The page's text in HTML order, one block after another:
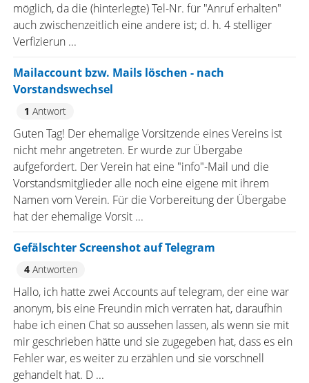
möglich, da die (hinterlegte) Tel-Nr. für "Anruf erhalten"
auch zwischenzeitlich eine andere ist; d. h. 4 stelliger
Verfizierun ...
Mailaccount bzw. Mails löschen - nach
Vorstandswechsel
1 Antwort
Guten Tag! Der ehemalige Vorsitzende eines Vereins ist
nicht mehr angetreten. Er wurde zur Übergabe
aufgefordert. Der Verein hat eine "info"-Mail und die
Vorstandsmitglieder alle noch eine eigene mit ihrem
Namen vom Verein. Für die Vorbereitung der Übergabe
hat der ehemalige Vorsit ...
Gefälschter Screenshot auf Telegram
4Antworten
Hallo, ich hatte zwei Accounts auf telegram, der eine war
anonym, bis eine Freundin mich verraten hat, daraufhin
habe ich einen Chat so aussehen lassen, als wenn sie mit
mir geschrieben hätte und sie zugegeben hat, dass es ein
Fehler war, es weiter zu erzählen und sie vorschnell
gehandelt hat. D ...